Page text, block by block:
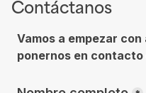
Contáctanos